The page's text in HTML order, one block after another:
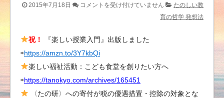
2015年7月18日
メ
マ
ガ
ジ
充
コメントを受け付けていません
たのしい教
育の哲学 発想法
祝！
『楽しい授業入門』出版しました
⇨https://amzn.to/3Y7kbQi
楽しい福祉活動：こども食堂を創りたい方へ
⇨https://tanokyo.com/archives/165451
〈たの研〉への寄付が税の優遇措置・控除の対象とな